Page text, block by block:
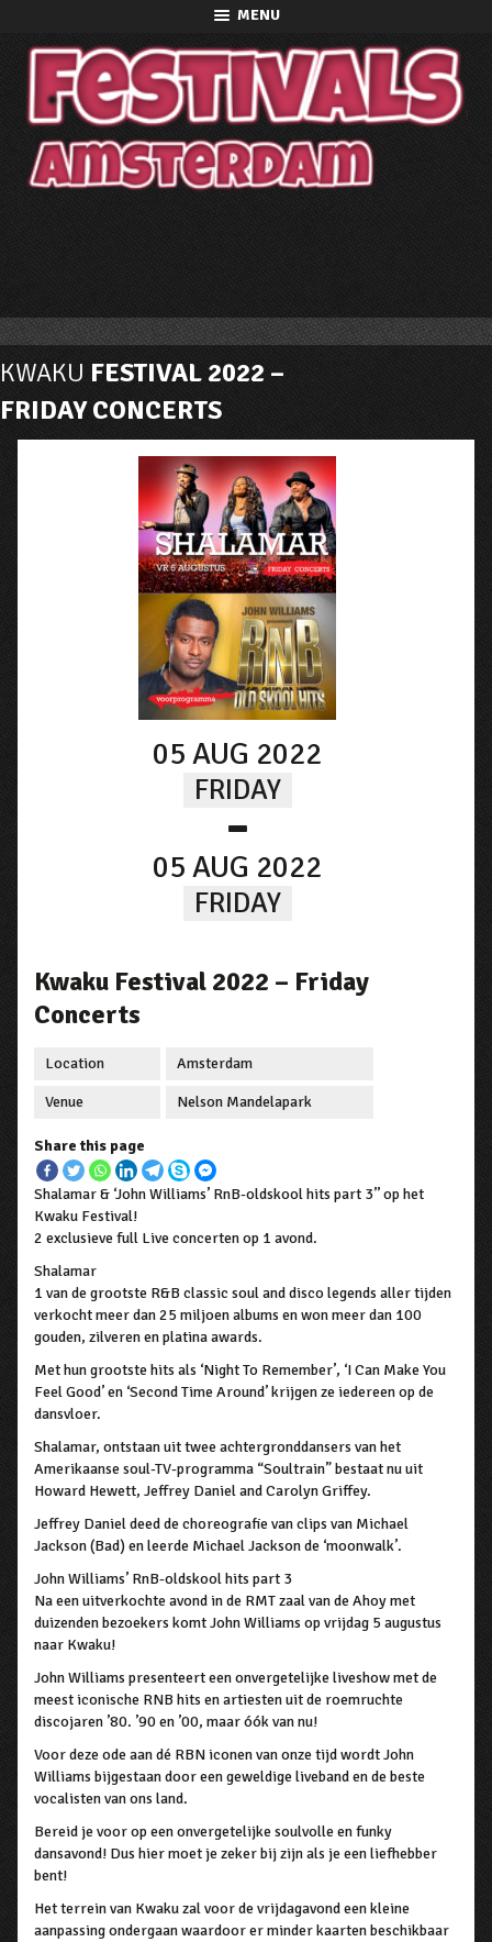
MENU
KWAKU FESTIVAL 2022 –
FRIDAY CONCERTS
05 AUG 2022
FRIDAY
-
05 AUG 2022
FRIDAY
Kwaku Festival 2022 – Friday
Concerts
Location Amsterdam
Venue Nelson Mandelapark
Share this page
Shalamar & ‘John Williams’ RnB-oldskool hits part 3’’ op het
Kwaku Festival!
2 exclusieve full Live concerten op 1 avond.
Shalamar
1 van de grootste R&B classic soul and disco legends aller tijden
verkocht meer dan 25 miljoen albums en won meer dan 100
gouden, zilveren en platina awards.
Met hun grootste hits als ‘Night To Remember’, ‘I Can Make You
Feel Good’ en ‘Second Time Around’ krijgen ze iedereen op de
dansvloer.
Shalamar, ontstaan uit twee achtergronddansers van het
Amerikaanse soul-TV-programma “Soultrain” bestaat nu uit
Howard Hewett, Jeffrey Daniel and Carolyn Griffey.
Jeffrey Daniel deed de choreografie van clips van Michael
Jackson (Bad) en leerde Michael Jackson de ‘moonwalk’.
John Williams’ RnB-oldskool hits part 3
Na een uitverkochte avond in de RMT zaal van de Ahoy met
duizenden bezoekers komt John Williams op vrijdag 5 augustus
naar Kwaku!
John Williams presenteert een onvergetelijke liveshow met de
meest iconische RNB hits en artiesten uit de roemruchte
discojaren ’80. ’90 en ’00, maar óók van nu!
Voor deze ode aan dé RBN iconen van onze tijd wordt John
Williams bijgestaan door een geweldige liveband en de beste
vocalisten van ons land.
Bereid je voor op een onvergetelijke soulvolle en funky
dansavond! Dus hier moet je zeker bij zijn als je een liefhebber
bent!
Het terrein van Kwaku zal voor de vrijdagavond een kleine
aanpassing ondergaan waardoor er minder kaarten beschikbaar